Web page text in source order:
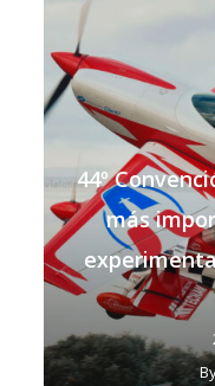
44º
más